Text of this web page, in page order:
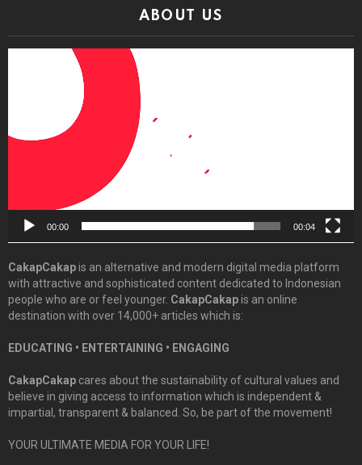
ABOUT US
00:00 00:04
CakapCakapis an alternative and modern digital media platform
with attractive and sophisticated content dedicated to Indonesian
people who are or feel younger. CakapCakapis an online
destination with over 14,000+ articles which is:
EDUCATING • ENTERTAINING • ENGAGING
CakapCakap cares about the sustainability of cultural values and
believe in giving access to information which is independent &
impartial, transparent & balanced. So, be part of the movement!
YOUR ULTIMATE MEDIA FOR YOUR LIFE!